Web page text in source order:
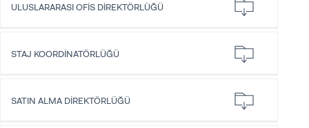
ULUSLARARASI OFİS DİREKTÖRLÜĞÜ
STAJ KOORDİNATÖRLÜĞÜ
SATIN ALMA DİREKTÖRLÜĞÜ